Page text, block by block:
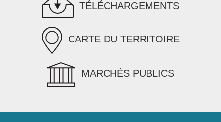
TÉLÉCHARGEMENTS
CARTE DU TERRITOIRE
MARCHÉS PUBLICS